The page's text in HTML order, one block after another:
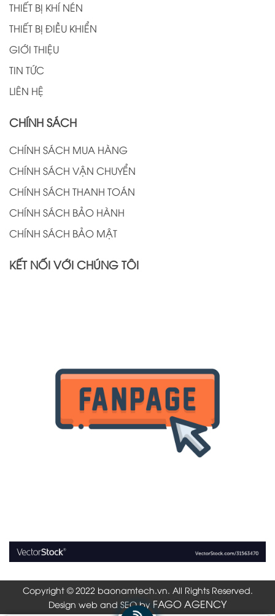
THIẾT BỊ KHÍ NÉN
THIẾT BỊ ĐIỀU KHIỂN
GIỚI THIỆU
TIN TỨC
LIÊN HỆ
CHÍNH SÁCH
CHÍNH SÁCH MUA HÀNG
CHÍNH SÁCH VẬN CHUYỂN
CHÍNH SÁCH THANH TOÁN
CHÍNH SÁCH BẢO HÀNH
CHÍNH SÁCH BẢO MẬT
KẾT NỐI VỚI CHÚNG TÔI
Copyright © 2022 baonamtech.vn. All Rights Reserved.
Design web and SEO by FAGO AGENCY